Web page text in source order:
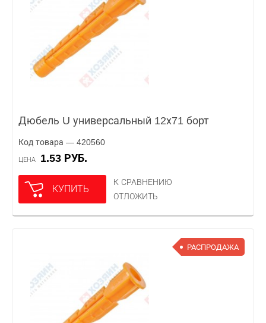
Дюбель U универсальный 12х71 борт
Код товара — 420560
ЦЕНА 1.53 РУБ.
КУПИТЬ
К СРАВНЕНИЮ
ОТЛОЖИТЬ
РАСПРОДАЖА